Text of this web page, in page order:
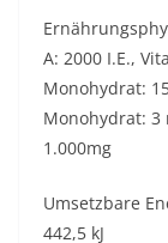
A: 2000 I.E.,
Monohydrat:
Monohydrat: 3
1.000mg
Umsetzbare
442,5 kJ